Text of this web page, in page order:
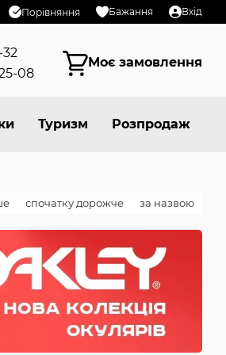
Порівняння Бажання Вхід
08
Моє замовлення
Туризм Розпродаж
спочатку дорожче за назвою